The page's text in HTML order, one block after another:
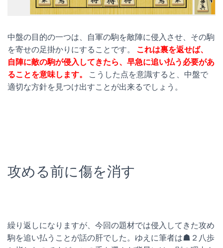
中盤の目的の一つは、自軍の駒を敵陣に侵入させ、その駒
を寄せの足掛かりにすることです。
これは裏を返せば、
自陣に敵の駒が侵入してきたら、早急に追い払う必要があ
ることを意味します。
こうした点を意識すると、中盤で
適切な方針を見つけ出すことが出来るでしょう。
攻める前に傷を消す
繰り返しになりますが、今回の題材では侵入してきた攻め
駒を追い払うことが話の肝でした。ゆえに筆者は☗２八歩